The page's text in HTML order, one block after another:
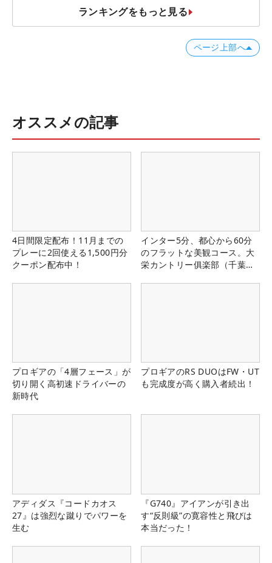
ランキングをもっと見る
ページ上部へ
オススメの記事
4日間限定配布！11月までの
プレーに2回使える1,500円分
クーポン配布中！
インター5分、都心から60分
のフラットな美観コース。大
栄カントリー俱楽部（千葉
プロギアの「4層フェース」が
切り開く高初速ドライバーの
新時代
プロギアのRS DUOはFW・UT
も完成度が高く購入者続出！
アディダス『コードカオス
27』は強烈な蹴りでパワーを
生む
『G740』アイアンが引き出
す“反則級”の寛容性と飛びは
本当だった！